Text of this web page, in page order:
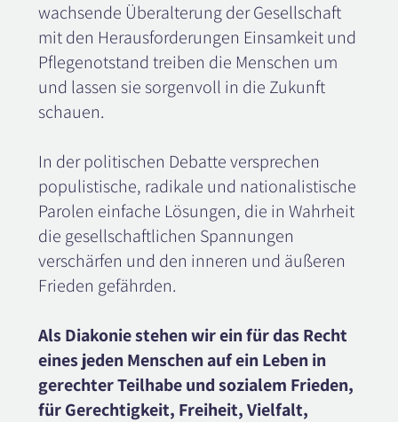
wachsende Überalterung der Gesellschaft
mit den Herausforderungen Einsamkeit und
Pflegenotstand treiben die Menschen um
und lassen sie sorgenvoll in die Zukunft
schauen.
In der politischen Debatte versprechen
populistische, radikale und nationalistische
Parolen einfache Lösungen, die in Wahrheit
die gesellschaftlichen Spannungen
verschärfen und den inneren und äußeren
Frieden gefährden.
Als Diakonie stehen wir ein für das Recht
eines jeden Menschen auf ein Leben in
gerechter Teilhabe und sozialem Frieden,
für Gerechtigkeit, Freiheit, Vielfalt,